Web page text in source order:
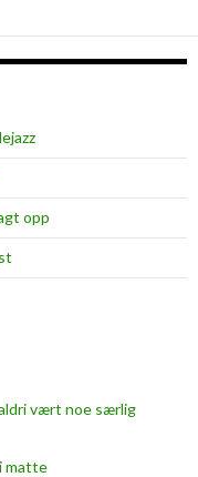
r
l
n
opp
vært noe særlig
matte